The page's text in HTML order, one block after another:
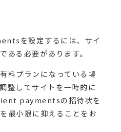
を設定するには、サイ
ある必要があります。
料プランになっている場
整してサイトを一時的に
paymentsの招待状を
最小限に抑えることをお